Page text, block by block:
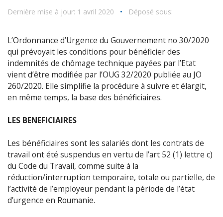
Dernière mise à jour: 1 avril 2020 • Déposé sous:
L’Ordonnance d’Urgence du Gouvernement no 30/2020
qui prévoyait les conditions pour bénéficier des
indemnités de chômage technique payées par l’Etat
vient d’être modifiée par l’OUG 32/2020 publiée au JO
260/2020. Elle simplifie la procédure à suivre et élargit,
en même temps, la base des bénéficiaires.
LES BENEFICIAIRES
Les bénéficiaires sont les salariés dont les contrats de
travail ont été suspendus en vertu de l’art 52 (1) lettre c)
du Code du Travail, comme suite à la
réduction/interruption temporaire, totale ou partielle, de
l’activité de l’employeur pendant la période de l’état
d’urgence en Roumanie.